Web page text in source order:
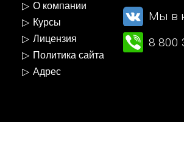
О компании
Курсы
Лицензия
Политика сайта
Адрес
Мы в
8 800